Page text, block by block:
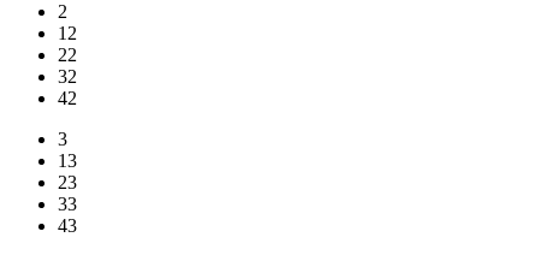
2
12
22
32
42
3
13
23
33
43